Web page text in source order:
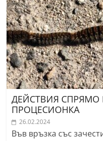
ДЕЙСТВИЯ СПРЯМО
ПРОЦЕСИОНКА
26.02.2024
Във връзка със